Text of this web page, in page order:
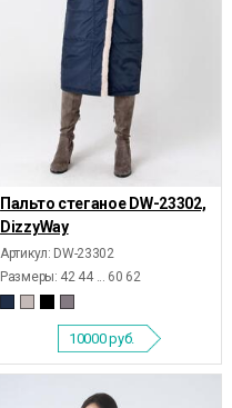
Пальто стеганое DW-23302,
DizzyWay
Артикул: DW-23302
Размеры: 42 44 ... 60 62
10000руб.